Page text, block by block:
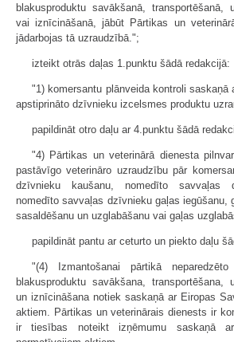
blakusproduktu savākšanā, transportēšanā,
vai iznīcināšanā, jābūt Pārtikas un
jādarbojas tā uzraudzībā.";
izteikt otrās daļas 1.punktu šādā redakcijā:
"1) komersantu plānveida kontroli saskaņā
apstiprināto dzīvnieku izcelsmes produktu
papildināt otro daļu ar 4.punktu šādā
"4) Pārtikas un veterinārā dienesta
pastāvīgo veterināro uzraudzību pār
dzīvnieku kaušanu, nomedīto savvaļas
nomedīto savvaļas dzīvnieku gaļas iegūšanu,
sasaldēšanu un uzglabāšanu vai gaļas
papildināt pantu ar ceturto un piekto daļu
"(4) Izmantošanai pārtikā
blakusproduktu savākšana, transportēšana,
un iznīcināšana notiek saskaņā ar Eiropas
aktiem. Pārtikas un veterinārais dienests ir
ir tiesības noteikt izņēmumu saskaņā